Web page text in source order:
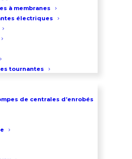
à membranes
électriques
tournantes
de centrales d’enrobés